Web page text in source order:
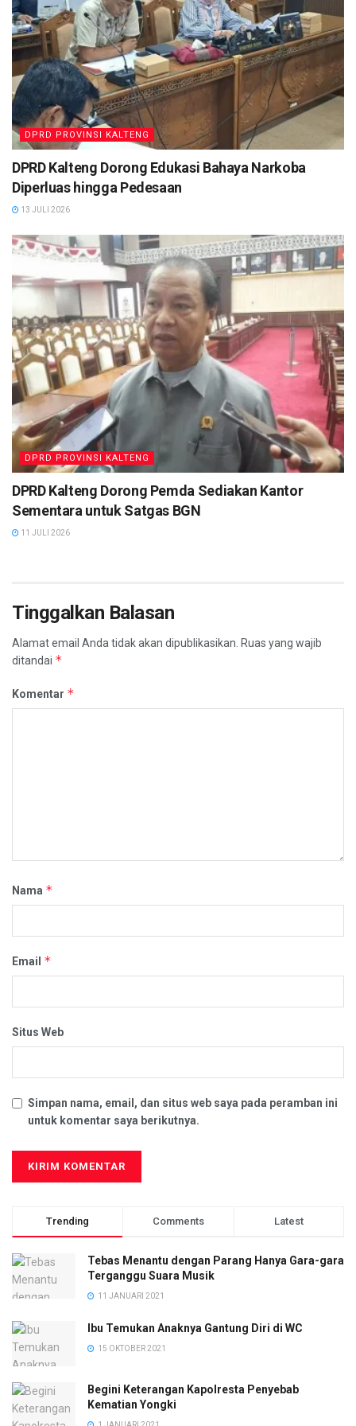
DPRD PROVINSI KALTENG
DPRD Kalteng Dorong Edukasi Bahaya Narkoba
Diperluas hingga Pedesaan
13 JULI 2026
DPRD PROVINSI KALTENG
DPRD Kalteng Dorong Pemda Sediakan Kantor
Sementara untuk Satgas BGN
11 JULI 2026
Tinggalkan Balasan
Alamat email Anda tidak akan dipublikasikan. Ruas yang wajib
ditandai *
Komentar *
Nama *
Email *
Situs Web
Simpan nama, email, dan situs web saya pada peramban ini
untuk komentar saya berikutnya.
Trending Comments Latest
Tebas Menantu dengan Parang Hanya Gara-gara
Terganggu Suara Musik
11 JANUARI 2021
Ibu Temukan Anaknya Gantung Diri di WC
15 OKTOBER 2021
Begini Keterangan Kapolresta Penyebab
Kematian Yongki